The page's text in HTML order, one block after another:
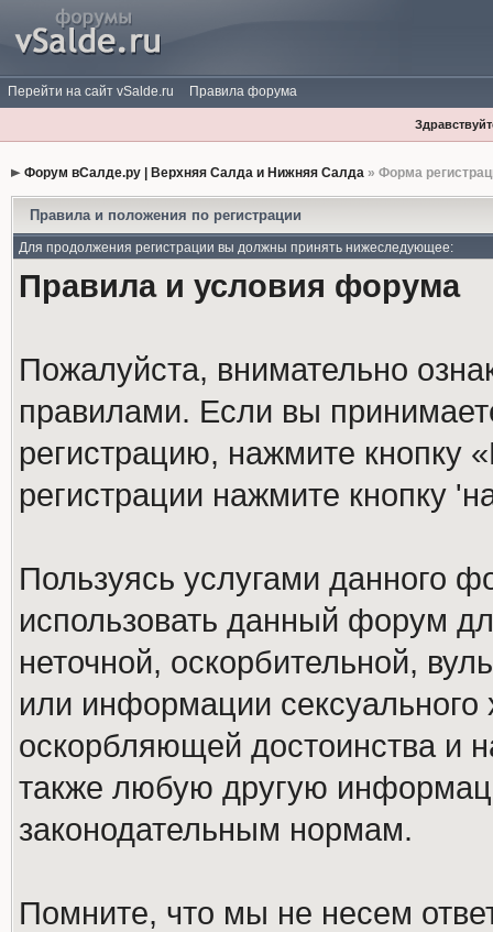
Перейти на сайт vSalde.ru Правила форума
Форум вСалде.ру | Верхняя Салда и Нижняя Салда» Форма
Правила и положения по регистрации
Для продолжения регистрации вы должны принять нижеследующее:
Правила и условия форума
Пожалуйста, внимательно
правилами. Если вы
регистрацию, нажмите кнопку
регистрации нажмите кнопку
Пользуясь услугами данного
использовать данный форум
неточной, оскорбительной,
или информации
оскорбляющей достоинства и
также любую другую
законодательным нормам.
Помните, что мы не несем